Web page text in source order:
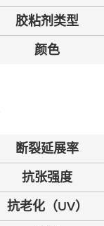
胶粘剂类型
颜色
断裂延展率
抗张强度
抗老化（UV）